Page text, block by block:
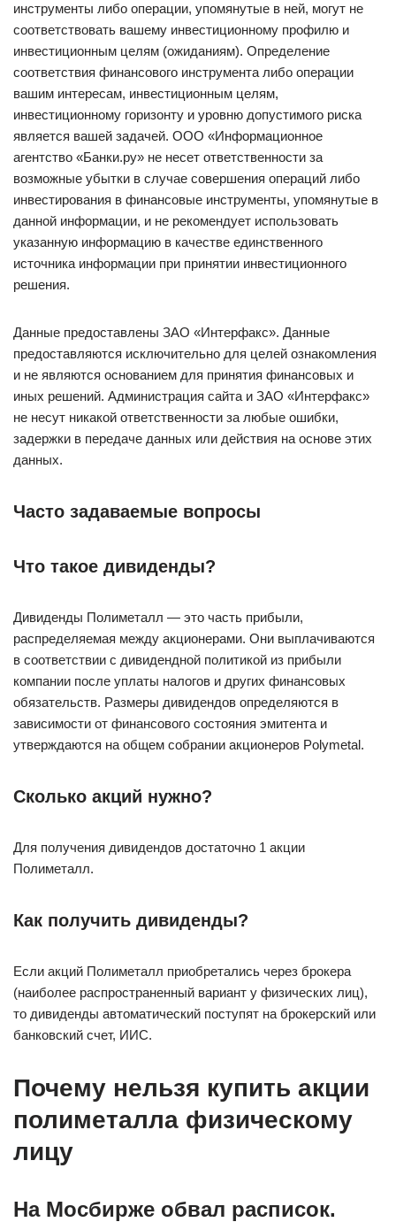
инструменты либо операции, упомянутые в ней, могут не
соответствовать вашему инвестиционному профилю и
инвестиционным целям (ожиданиям). Определение
соответствия финансового инструмента либо операции
вашим интересам, инвестиционным целям,
инвестиционному горизонту и уровню допустимого риска
является вашей задачей. ООО «Информационное
агентство «Банки.ру» не несет ответственности за
возможные убытки в случае совершения операций либо
инвестирования в финансовые инструменты, упомянутые в
данной информации, и не рекомендует использовать
указанную информацию в качестве единственного
источника информации при принятии инвестиционного
решения.
Данные предоставлены ЗАО «Интерфакс». Данные
предоставляются исключительно для целей ознакомления
и не являются основанием для принятия финансовых и
иных решений. Администрация сайта и ЗАО «Интерфакс»
не несут никакой ответственности за любые ошибки,
задержки в передаче данных или действия на основе этих
данных.
Часто задаваемые вопросы
Что такое дивиденды?
Дивиденды Полиметалл — это часть прибыли,
распределяемая между акционерами. Они выплачиваются
в соответствии с дивидендной политикой из прибыли
компании после уплаты налогов и других финансовых
обязательств. Размеры дивидендов определяются в
зависимости от финансового состояния эмитента и
утверждаются на общем собрании акционеров Polymetal.
Сколько акций нужно?
Для получения дивидендов достаточно 1 акции
Полиметалл.
Как получить дивиденды?
Если акций Полиметалл приобретались через брокера
(наиболее распространенный вариант у физических лиц),
то дивиденды автоматический поступят на брокерский или
банковский счет, ИИС.
Почему нельзя купить акции
полиметалла физическому
лицу
На Мосбирже обвал расписок.